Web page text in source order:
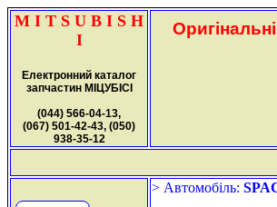
M I T S U B I S H
I
Електронний каталог
запчастин МІЦУБІСІ
(044) 566-04-13,
(067) 501-42-43, (050)
938-35-12
> Автомобіль: